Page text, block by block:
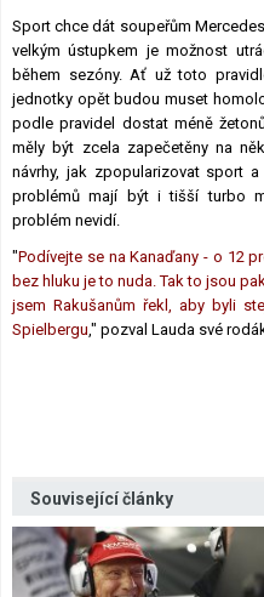
Sport chce dát soupeřům
velkým ústupkem je možnost
během sezóny. Ať už toto
jednotky opět budou muset
podle pravidel dostat méně
měly být zcela zapečetěny na
návrhy, jak zpopularizovat sport
problémů mají být i tišší turbo
problém nevidí.
"Podívejte se na Kanaďany - o 12
bez hluku je to nuda. Tak to jsou
jsem Rakušanům řekl, aby byli
Spielbergu," pozval Lauda své
Související články